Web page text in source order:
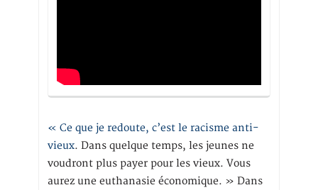
« Ce que je redoute, c’est le racisme anti-
vieux. Dans quelque temps, les jeunes ne
voudront plus payer pour les vieux. Vous
aurez une euthanasie économique. » Dans